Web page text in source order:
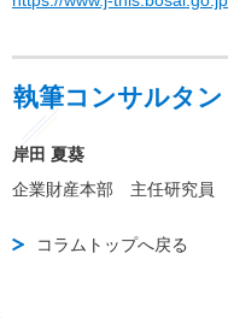
執筆コンサルタ
岸田 夏葵
企業財産本部 主任研究員
コラムトップへ戻る